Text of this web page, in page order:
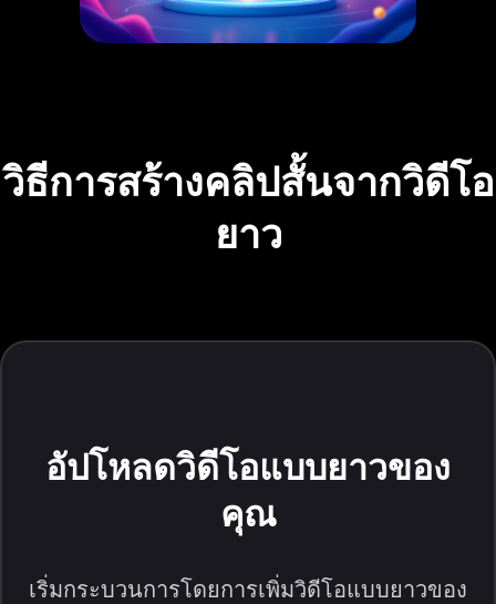
วิธีการสร้างคลิปสั้นจากวิดีโอ
ยาว
อัปโหลดวิดีโอแบบยาวของ
คุณ
เริ่มกระบวนการโดยการเพิ่มวิดีโอแบบยาวของ